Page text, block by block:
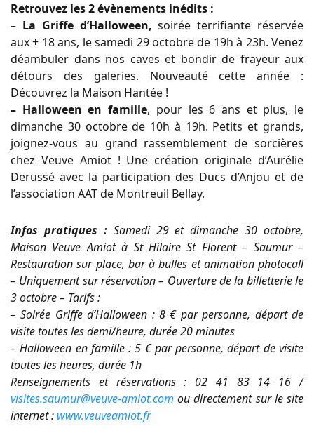
Retrouvez les 2 évènements inédits :
– La Griffe d’Halloween, soirée terrifiante réservée
aux + 18 ans, le samedi 29 octobre de 19h à 23h. Venez
déambuler dans nos caves et bondir de frayeur aux
détours des galeries. Nouveauté cette année :
Découvrez la Maison Hantée !
– Halloween en famille, pour les 6 ans et plus, le
dimanche 30 octobre de 10h à 19h. Petits et grands,
joignez-vous au grand rassemblement de sorcières
chez Veuve Amiot ! Une création originale d’Aurélie
Derussé avec la participation des Ducs d’Anjou et de
l’association AAT de Montreuil Bellay.
Infos pratiques :Samedi 29 et dimanche 30 octobre,
Maison Veuve Amiot à St Hilaire St Florent – Saumur –
Restauration sur place, bar à bulles et animation photocall
– Uniquement sur réservation – Ouverture de la billetterie le
3 octobre – Tarifs :
– Soirée Griffe d’Halloween : 8 € par personne, départ de
visite toutes les demi/heure, durée 20 minutes
– Halloween en famille : 5 € par personne, départ de visite
toutes les heures, durée 1h
Renseignements et réservations : 02 41 83 14 16 /
visites.saumur@veuve-amiot.com ou directement sur le site
internet : www.veuveamiot.fr